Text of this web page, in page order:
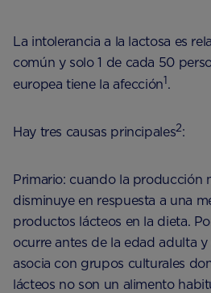
La intolerancia a la lactosa es
común y solo 1 de cada 50
europea tiene la afección1.
Hay tres causas principales2:
Primario: cuando la producción
disminuye en respuesta a una
productos lácteos en la dieta.
ocurre antes de la edad adulta
asocia con grupos culturales
lácteos no son un alimento